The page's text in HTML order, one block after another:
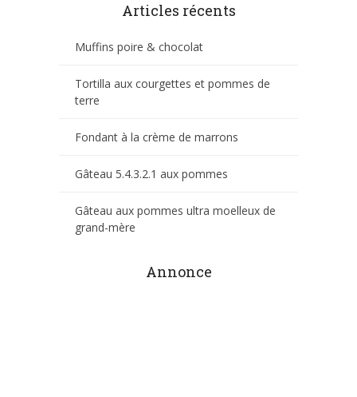
Articles récents
Muffins poire & chocolat
Tortilla aux courgettes et pommes de
terre
Fondant à la crème de marrons
Gâteau 5.4.3.2.1 aux pommes
Gâteau aux pommes ultra moelleux de
grand-mère
Annonce